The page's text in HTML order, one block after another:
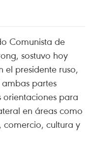
Comunista de
sostuvo hoy
el presidente ruso,
partes
para
en áreas como
comercio, cultura y